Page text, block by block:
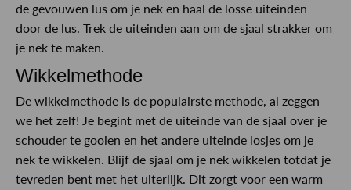
de gevouwen lus om je nek en haal de losse uiteinden
door de lus. Trek de uiteinden aan om de sjaal strakker om
je nek te maken.
Wikkelmethode
De wikkelmethode is de populairste methode, al zeggen
we het zelf! Je begint met de uiteinde van de sjaal over je
schouder te gooien en het andere uiteinde losjes om je
nek te wikkelen. Blijf de sjaal om je nek wikkelen totdat je
tevreden bent met het uiterlijk. Dit zorgt voor een warm